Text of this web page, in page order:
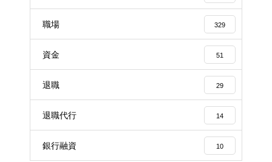
職場 329
資金 51
退職 29
退職代行 14
銀行融資 10